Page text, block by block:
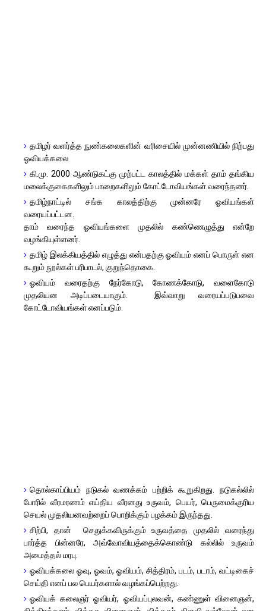
தமிழர் வளர்த்த நுண்கலைகளின் வரிசையில் முன்னணியில் நிற்பது
ஓவியக்கலை
கி.மு. 2000 ஆண்டுகட்கு முற்பட்ட காலத்தில் மக்கள் தாம் தங்கிய
மலைக்குகைகளிலும் பாறைகளிலும் கோட்டோவியங்கள் வரைந்தனர்.
தமிழ்நாட்டில் சங்க காலத்திற்கு முன்னரே ஓவியங்கள்
வரையப்பட்டன.
தாம் வரைந்த ஓவியங்களை முதலில் கண்ணெழுத்து என்றே
வழங்கியுள்ளனர்.
தமிழ் இலக்கியத்தில் எழுத்து என்பதற்கு ஓவியம் எனப் பொருள் என
கூறும் நூல்கள் பரிபாடல், குறுந்தொகை.
ஓவியம் வரைதற்கு நேர்கோடு, கோணக்கோடு, வளைகோடு
முதலியன அடிப்படையாகும். இவ்வாறு வரையப்படுபவை
கோட்டோவியங்கள் எனப்படும்.
தொல்காப்பியம் நடுகல் வணக்கம் பற்றிக் கூறுகிறது. நடுகல்லில்
போரில் வீரமரணம் எய்திய வீரனது உருவம், பெயர், பெருமைக்குரிய
செயல் முதலியனவற்றைப் பொறிக்கும் பழக்கம் இருந்தது.
சிற்பி, தான் செதுக்கவிருக்கும் உருவத்தை முதலில் வரைந்து
பார்த்த பின்னரே, அவ்வோவியத்தைக்கொண்டு கல்லில் உருவம்
அமைத்தல் மரபு.
ஓவியக்கலை ஓவு, ஓவம், ஓவியம், சித்திரம், படம், படாம், வட்டிகைச்
செய்தி எனப் பல பெயர்களால் வழங்கப்பெற்றது.
ஓவியக் கலைஞர் ஓவியர், ஓவியப்புலவன், கண்ணுள் வினைஞன்,